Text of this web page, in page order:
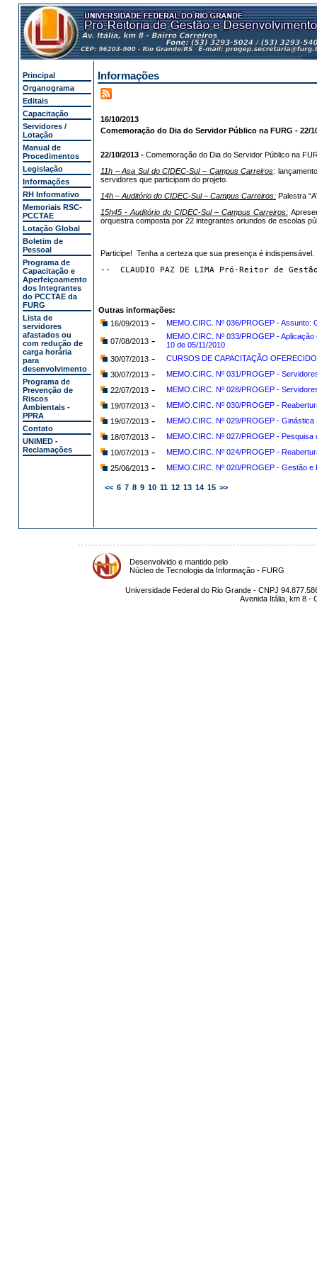
Principal
Organograma
Editais
Capacitação
Servidores /
Lotação
Manual de
Procedimentos
Legislação
Informações
RH Informativo
Memoriais RSC-
PCCTAE
Lotação Global
Boletim de
Pessoal
Programa de
Capacitação e
Aperfeiçoamento
dos Integrantes
do PCCTAE da
FURG
Lista de
servidores
afastados ou
com redução de
carga horária
para
desenvolvimento
Programa de
Prevenção de
Riscos
Ambientais -
PPRA
Contato
UNIMED -
Reclamações
Informações
16/10/2013
Comemoração do Dia do Servidor Público na FURG - 22/
22/10/2013 - Comemoração do Dia do Servidor Público na
11h – Asa Sul do CIDEC-Sul – Campus Carreiros:
servidores que participam do projeto.
14h – Auditório do CIDEC-Sul – Campus Carreiros: Palestra
15h45 - Auditório do CIDEC-Sul – Campus Carreiros:
orquestra composta por 22 integrantes oriundos de escolas
Participe! Tenha a certeza que sua presença é indispensável.
--  CLAUDIO PAZ DE LIMA Pró-Reitor de
Outras informações:
16/09/2013 - MEMO.CIRC. Nº 036/PROGEP - Assunto:
07/08/2013 -
MEMO.CIRC. Nº 033/PROGEP -
10 de 05/11/2010
30/07/2013 -
CURSOS DE CAPACITAÇÃO
30/07/2013 -
MEMO.CIRC. Nº 031/PROGEP -
22/07/2013 -
MEMO.CIRC. Nº 028/PROGEP -
19/07/2013 -
MEMO.CIRC. Nº 030/PROGEP -
19/07/2013 -
MEMO.CIRC. Nº 029/PROGEP -
18/07/2013 -
MEMO.CIRC. Nº 027/PROGEP - Pesquisa
10/07/2013 -
MEMO.CIRC. Nº 024/PROGEP -
25/06/2013 - MEMO.CIRC. Nº 020/PROGEP - Gestão
<< 6 7 8 9 10 11 12 13 14 15 >>
Desenvolvido e mantido pelo
Núcleo de Tecnologia da Informação - FURG
Universidade Federal do Rio Grande - CNPJ
Avenida Itália, km 8 -